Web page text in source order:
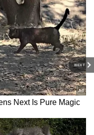
NEXT